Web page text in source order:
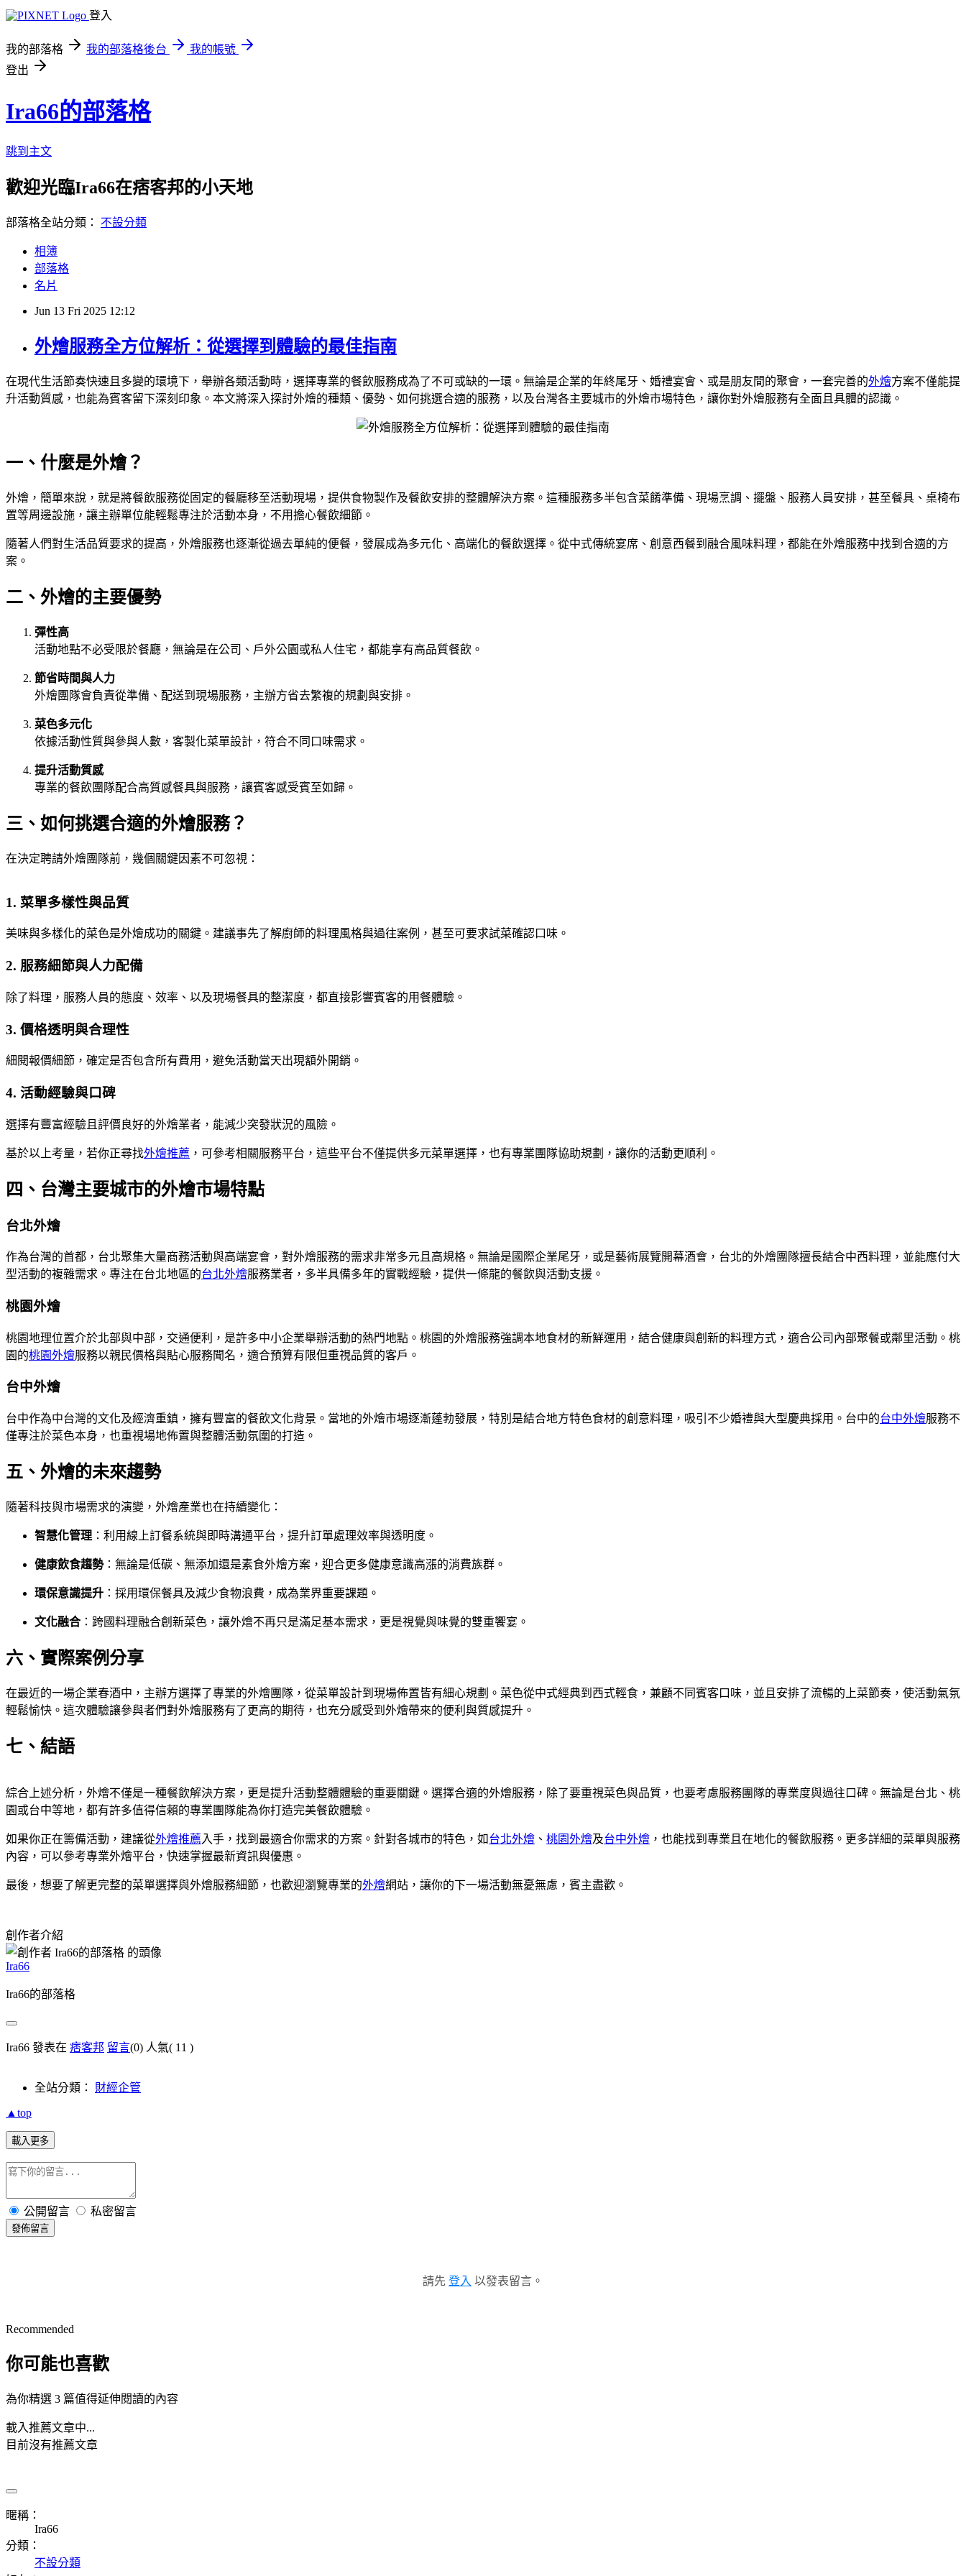
登入
我的部落格 我的部落格後台
我的帳號
登出
Ira66的部落格
跳到主文
歡迎光臨Ira66在痞客邦的小天地
部落格全站分類： 不設分類
相簿
部落格
名片
Jun 13 Fri 2025 12:12
外燴服務全方位解析：從選擇到體驗的最佳指南
在現代生活節奏快速且多變的環境下，舉辦各類活動時，選擇專業的餐飲服務成為了不可或缺的一環。無論是企業的年終尾牙、婚禮宴會、或是朋友間的聚會，一套完善的外燴方案不僅能提
升活動質感，也能為賓客留下深刻印象。本文將深入探討外燴的種類、優勢、如何挑選合適的服務，以及台灣各主要城市的外燴市場特色，讓你對外燴服務有全面且具體的認識。
一、什麼是外燴？
外燴，簡單來說，就是將餐飲服務從固定的餐廳移至活動現場，提供食物製作及餐飲安排的整體解決方案。這種服務多半包含菜餚準備、現場烹調、擺盤、服務人員安排，甚至餐具、桌椅布
置等周邊設施，讓主辦單位能輕鬆專注於活動本身，不用擔心餐飲細節。
隨著人們對生活品質要求的提高，外燴服務也逐漸從過去單純的便餐，發展成為多元化、高端化的餐飲選擇。從中式傳統宴席、創意西餐到融合風味料理，都能在外燴服務中找到合適的方
案。
二、外燴的主要優勢
彈性高
活動地點不必受限於餐廳，無論是在公司、戶外公園或私人住宅，都能享有高品質餐飲。
節省時間與人力
外燴團隊會負責從準備、配送到現場服務，主辦方省去繁複的規劃與安排。
菜色多元化
依據活動性質與參與人數，客製化菜單設計，符合不同口味需求。
提升活動質感
專業的餐飲團隊配合高質感餐具與服務，讓賓客感受賓至如歸。
三、如何挑選合適的外燴服務？
在決定聘請外燴團隊前，幾個關鍵因素不可忽視：
1. 菜單多樣性與品質
美味與多樣化的菜色是外燴成功的關鍵。建議事先了解廚師的料理風格與過往案例，甚至可要求試菜確認口味。
2. 服務細節與人力配備
除了料理，服務人員的態度、效率、以及現場餐具的整潔度，都直接影響賓客的用餐體驗。
3. 價格透明與合理性
細閱報價細節，確定是否包含所有費用，避免活動當天出現額外開銷。
4. 活動經驗與口碑
選擇有豐富經驗且評價良好的外燴業者，能減少突發狀況的風險。
基於以上考量，若你正尋找外燴推薦 ，可參考相關服務平台，這些平台不僅提供多元菜單選擇，也有專業團隊協助規劃，讓你的活動更順利。
四、台灣主要城市的外燴市場特點
台北外燴
作為台灣的首都，台北聚集大量商務活動與高端宴會，對外燴服務的需求非常多元且高規格。無論是國際企業尾牙，或是藝術展覽開幕酒會，台北的外燴團隊擅長結合中西料理，並能應付大
型活動的複雜需求。專注在台北地區的台北外燴服務業者，多半具備多年的實戰經驗，提供一條龍的餐飲與活動支援。
桃園外燴
桃園地理位置介於北部與中部，交通便利，是許多中小企業舉辦活動的熱門地點。桃園的外燴服務強調本地食材的新鮮運用，結合健康與創新的料理方式，適合公司內部聚餐或鄰里活動。桃
園的桃園外燴服務以親民價格與貼心服務聞名，適合預算有限但重視品質的客戶。
台中外燴
台中作為中台灣的文化及經濟重鎮，擁有豐富的餐飲文化背景。當地的外燴市場逐漸蓬勃發展，特別是結合地方特色食材的創意料理，吸引不少婚禮與大型慶典採用。台中的台中外燴服務不
僅專注於菜色本身，也重視場地佈置與整體活動氛圍的打造。
五、外燴的未來趨勢
隨著科技與市場需求的演變，外燴產業也在持續變化：
智慧化管理 ：利用線上訂餐系統與即時溝通平台，提升訂單處理效率與透明度。
健康飲食趨勢：無論是低碳、無添加還是素食外燴方案，迎合更多健康意識高漲的消費族群。
環保意識提升 ：採用環保餐具及減少食物浪費，成為業界重要課題。
文化融合 ：跨國料理融合創新菜色，讓外燴不再只是滿足基本需求，更是視覺與味覺的雙重饗宴。
六、實際案例分享
在最近的一場企業春酒中，主辦方選擇了專業的外燴團隊，從菜單設計到現場佈置皆有細心規劃。菜色從中式經典到西式輕食，兼顧不同賓客口味，並且安排了流暢的上菜節奏，使活動氣氛
輕鬆愉快。這次體驗讓參與者們對外燴服務有了更高的期待，也充分感受到外燴帶來的便利與質感提升。
七、結語
綜合上述分析，外燴不僅是一種餐飲解決方案，更是提升活動整體體驗的重要關鍵。選擇合適的外燴服務，除了要重視菜色與品質，也要考慮服務團隊的專業度與過往口碑。無論是台北、桃
園或台中等地，都有許多值得信賴的專業團隊能為你打造完美餐飲體驗。
如果你正在籌備活動，建議從外燴推薦 入手，找到最適合你需求的方案。針對各城市的特色，如台北外燴 、 桃園外燴及台中外燴 ，也能找到專業且在地化的餐飲服務。更多詳細的菜單與服務
內容，可以參考專業外燴平台，快速掌握最新資訊與優惠。
最後，想要了解更完整的菜單選擇與外燴服務細節，也歡迎瀏覽專業的外燴網站，讓你的下一場活動無憂無慮，賓主盡歡。
創作者介紹
Ira66
Ira66的部落格
Ira66 發表在 痞客邦 留言(0) 人氣( 11 )
全站分類： 財經企管
▲top
載入更多
公開留言 私密留言
發佈留言
請先 登入 以發表留言。
Recommended
你可能也喜歡
為你精選 3 篇值得延伸閱讀的內容
載入推薦文章中...
目前沒有推薦文章
暱稱：
Ira66
分類：
不設分類